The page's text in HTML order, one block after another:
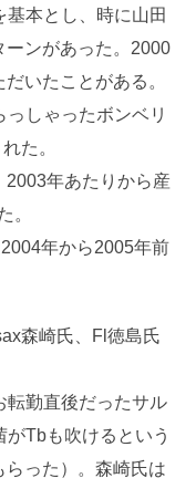
基本とし、時に山田
ンがあった。2000
いたことがある。
しゃったボンベリ
た。
2003年あたりから産
。
年から2005年前
森崎氏、Fl徳島氏
転勤直後だったサル
Tbも吹けるという
った）。森崎氏は